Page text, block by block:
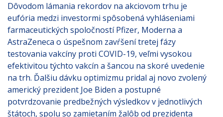
Dôvodom lámania rekordov na akciovom trhu je
eufória medzi investormi spôsobená vyhláseniami
farmaceutických spoločností Pfizer, Moderna a
AstraZeneca o úspešnom zavŕšení tretej fázy
testovania vakcíny proti COVID-19, veľmi vysokou
efektivitou týchto vakcín a šancou na skoré uvedenie
na trh. Ďalšiu dávku optimizmu pridal aj novo zvolený
americký prezident Joe Biden a postupné
potvrdzovanie predbežných výsledkov v jednotlivých
štátoch, spolu so zamietaním žalôb od prezidenta